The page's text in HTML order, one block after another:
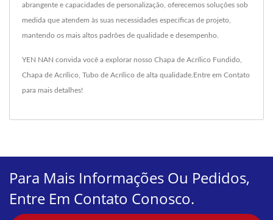
abrangente e capacidades de personalização, oferecemos soluções sob
medida que atendem às suas necessidades específicas de projeto,
mantendo os mais altos padrões de qualidade e desempenho.
YEN NAN convida você a explorar nosso Chapa de Acrílico Fundido
Chapa de Acrílico Tubo de Acrílico de alta qualidade. Entre em Contato
para mais detalhes!
Para Mais Informações Ou Pedidos,
Entre Em Contato Conosco.